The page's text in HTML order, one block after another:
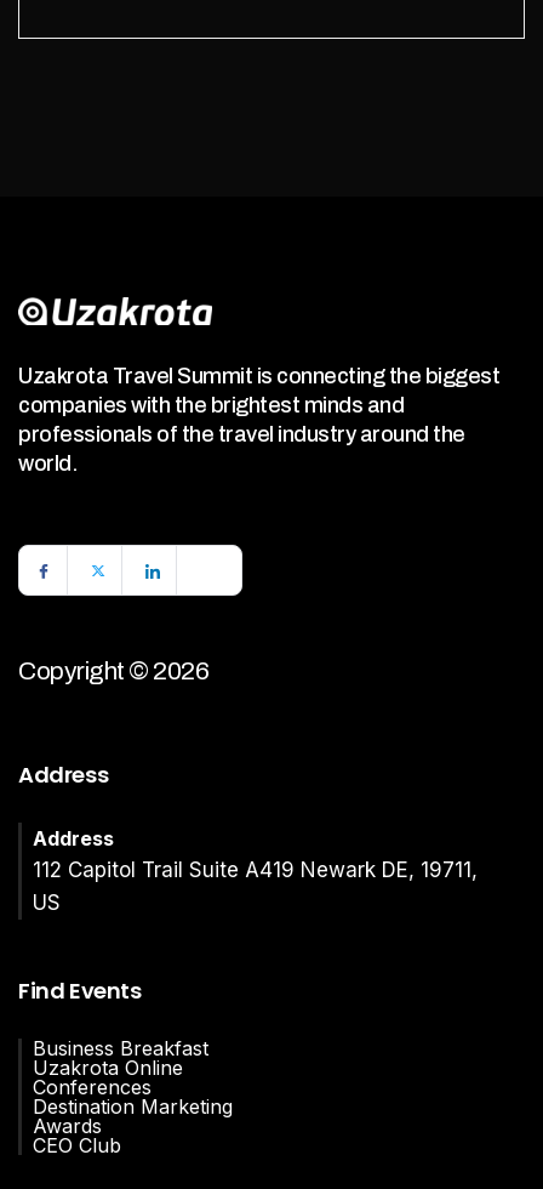
Uzakrota Travel Summit is connecting the biggest
companies with the brightest minds and
professionals of the travel industry around the
world.
Copyright © 2026
Address
Address
112 Capitol Trail Suite A419 Newark DE, 19711,
US
Find Events
Business Breakfast
Uzakrota Online
Conferences
Destination Marketing
Awards
CEO Club